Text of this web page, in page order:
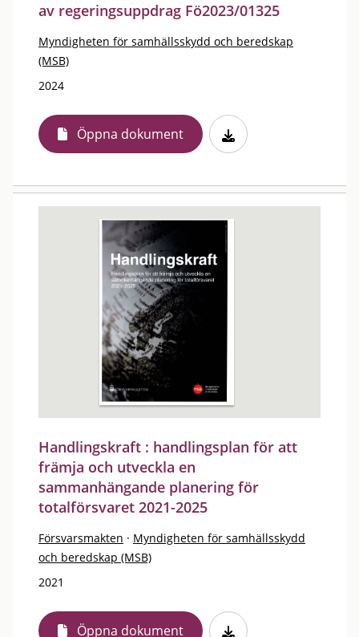
av regeringsuppdrag Fö2023/01325
Myndigheten för samhällsskydd och beredskap
(MSB)
2024
Öppna dokument
Handlingskraft : handlingsplan för att
främja och utveckla en
sammanhängande planering för
totalförsvaret 2021-2025
Försvarsmakten · Myndigheten för samhällsskydd
och beredskap (MSB)
2021
Öppna dokument